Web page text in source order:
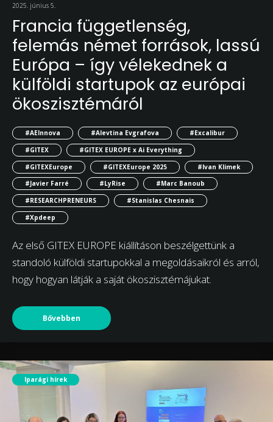
2025. június 5.
Francia függetlenség,
felemás német források, lassú
Európa – így vélekednek a
külföldi startupok az európai
ökoszisztémáról
#AEInnova #Alevtina Evgrafova
#Excalibur
#GITEX
#GITEX EUROPE x Ai Everything
#GITEXEurope
#GITEXEurope 2025
#Ivan Klimek
#Javier Farré
#LyRise
#Marc Banoub
#RESEARCHPRENEURS
#Stanislas Chesnais
#Xpdeep
Az első GITEX EUROPE kiállításon beszélgettünk a
standoló külföldi startupokkal a megoldásaikról és arról,
hogy hogyan látják a saját ökoszisztémájukat.
Bővebben
Iparági hírek